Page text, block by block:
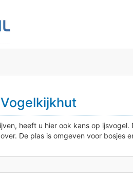
heeft u hier ook kans op ijsvogel.
De plas is omgeven voor bosjes
2